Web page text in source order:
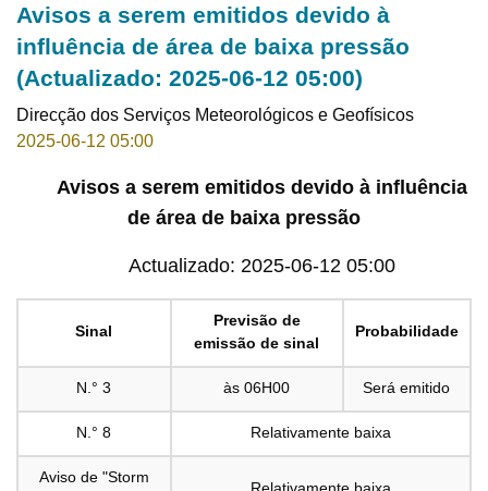
Avisos a serem emitidos devido à
influência de área de baixa pressão
(Actualizado: 2025-06-12 05:00)
Direcção dos Serviços Meteorológicos e Geofísicos
2025-06-12 05:00
Avisos a serem emitidos devido à influência
de área de baixa pressão
Actualizado: 2025-06-12 05:00
Sinal
Previsão de
emissão de sinal
Probabilidade
N.° 3 às 06H00 Será emitido
N.° 8 Relativamente baixa
Aviso de "Storm
Relativamente baixa